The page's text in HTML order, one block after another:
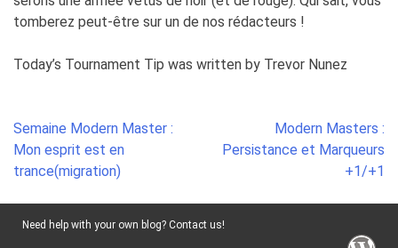
tomberez peut-être sur un de nos rédacteurs !
Today’s Tournament Tip was written by Trevor Nunez
Post
navigation
Semaine Modern Master :
Mon esprit est en
trance(migration)
Modern Masters :
Persistance et Marqueurs
+1/+1
Need help with your own blog? Contact us!